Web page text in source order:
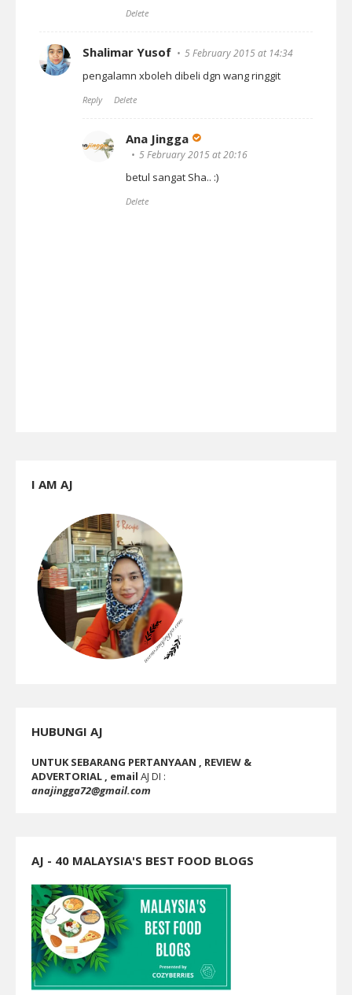
Delete
Shalimar Yusof 5 February 2015 at 14:34
pengalamn xboleh dibeli dgn wang ringgit
Reply Delete
Ana Jingga
5 February 2015 at 20:16
betul sangat Sha.. :)
Delete
I AM AJ
HUBUNGI AJ
UNTUK SEBARANG PERTANYAAN , REVIEW &
ADVERTORIAL , email AJ DI :
anajingga72@gmail.com
AJ - 40 MALAYSIA'S BEST FOOD BLOGS